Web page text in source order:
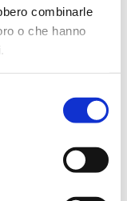
combinarle
o che hanno